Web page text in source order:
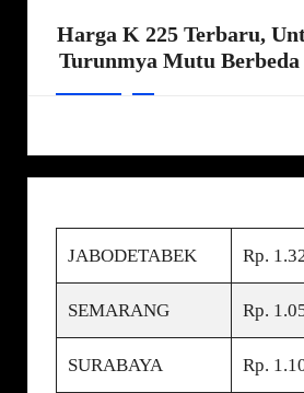
Harga K 225 Terbaru,
Turunmya Mutu Berbeda
JABODETABEK Rp.
SEMARANG Rp.
SURABAYA Rp.